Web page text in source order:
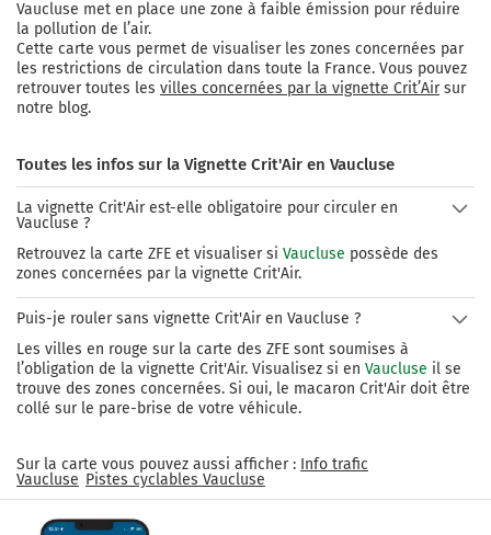
Vaucluse met en place une zone à faible émission pour réduire
la pollution de l’air.
Cette carte vous permet de visualiser les zones concernées par
les restrictions de circulation dans toute la France. Vous pouvez
retrouver toutes les villes concernées par la vignette Crit’Air sur
notre blog.
Toutes les infos sur la Vignette Crit'Air en Vaucluse
La vignette Crit'Air est-elle obligatoire pour circuler en
Vaucluse ?
Retrouvez la carte ZFE et visualiser si Vaucluse possède des
zones concernées par la vignette Crit'Air.
Puis-je rouler sans vignette Crit'Air en Vaucluse ?
Les villes en rouge sur la carte des ZFE sont soumises à
l’obligation de la vignette Crit'Air. Visualisez si en Vaucluse il se
trouve des zones concernées. Si oui, le macaron Crit'Air doit être
collé sur le pare-brise de votre véhicule.
Sur la carte vous pouvez aussi afficher : Info trafic
Vaucluse Pistes cyclables Vaucluse